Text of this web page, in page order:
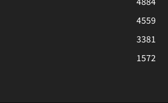
4559
3381
1572